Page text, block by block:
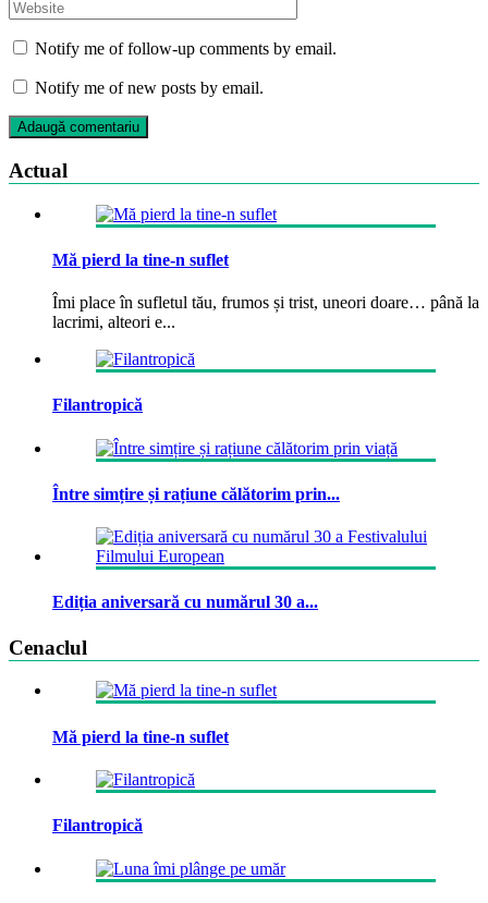
Notify me of follow-up comments by email.
Notify me of new posts by email.
Actual
Mă pierd la tine-n suflet
Îmi place în sufletul tău, frumos și trist, uneori doare… până la
lacrimi, alteori e...
Filantropică
Între simțire și rațiune călătorim prin...
Ediția aniversară cu numărul 30 a...
Cenaclul
Mă pierd la tine-n suflet
Filantropică